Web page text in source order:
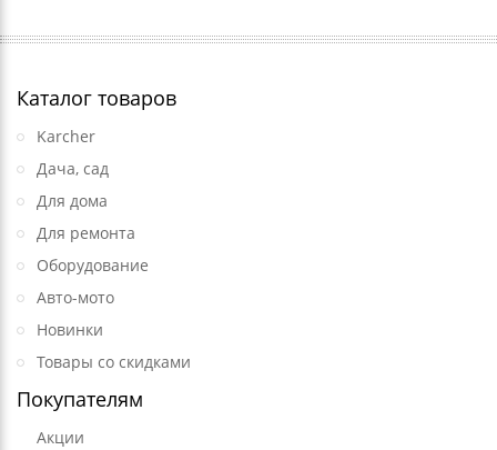
Каталог товаров
Karcher
Дача, сад
Для дома
Для ремонта
Оборудование
Авто-мото
Новинки
Товары со скидками
Покупателям
Акции